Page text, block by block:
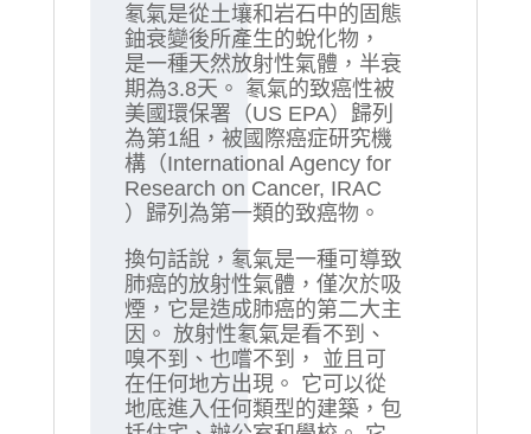
氡氣是從土壤和岩石中的固態
鈾衰變後所產生的蛻化物，
是一種天然放射性氣體，半衰
期為3.8天。 氡氣的致癌性被
美國環保署（US EPA）歸列
為第1組，被國際癌症研究機
構（International Agency for
Research on Cancer, IRAC
）歸列為第一類的致癌物。
換句話說，氡氣是一種可導致
肺癌的放射性氣體，僅次於吸
煙，它是造成肺癌的第二大主
因。 放射性氡氣是看不到、
嗅不到、也嚐不到， 並且可
在任何地方出現。 它可以從
地底進入任何類型的建築，包